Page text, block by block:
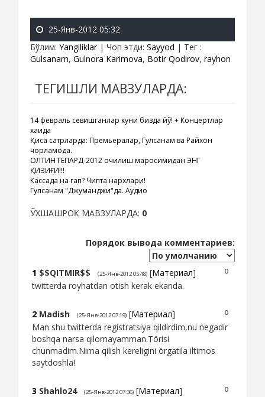
25-Янв-2012 05:32
Бўлим: Yangiliklar| Чоп этди: Sayyod | Тег :
Gulsanam, Gulnora Karimova, Botir Qodirov, rayhon
ТЕГИШЛИ МАВЗУЛАРДА:
14 февраль севишганлар куни бизда йўқ! + Концертлар
хақида
Қисқа сатрларда: Премьералар, Гулсанам ва Райхон
чорламоқда.
ОЛТИН ГЕПАРД-2012 очилиш маросимидан ЭНГ
ҚИЗИҒИ!!!
Кассада на гап? Чипта нархлари!
Гулсанам "Джуманджи"да. Аудио
ЎХШАШРОҚ МАВЗУЛАРДА: 0
Порядок вывода комментариев:
0
1 $$QITMIR$$ (25-Янв-2012 05:48) [Материал]
twitterda royhatdan otish kerak ekanda.
0
2 Madish (25-Янв-2012 07:19) [Материал]
Man shu twitterda registratsiya qildirdim,nu negadir
boshqa narsa qilomayamman.Törisi
chunmadim.Nima qilish kereligini örgatila iltimos
saytdoshla!
0
3 Shahlo24 (25-Янв-2012 07:36) [Материал]